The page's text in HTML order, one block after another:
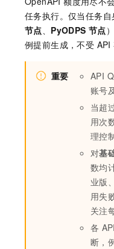
任务执行。仅当任务
节点、 PyODPS 节点
例提前生成，不受 API
重要 API
账号
当超
用次
理控
对基
数均
业版
用失
关注
各 API
断，